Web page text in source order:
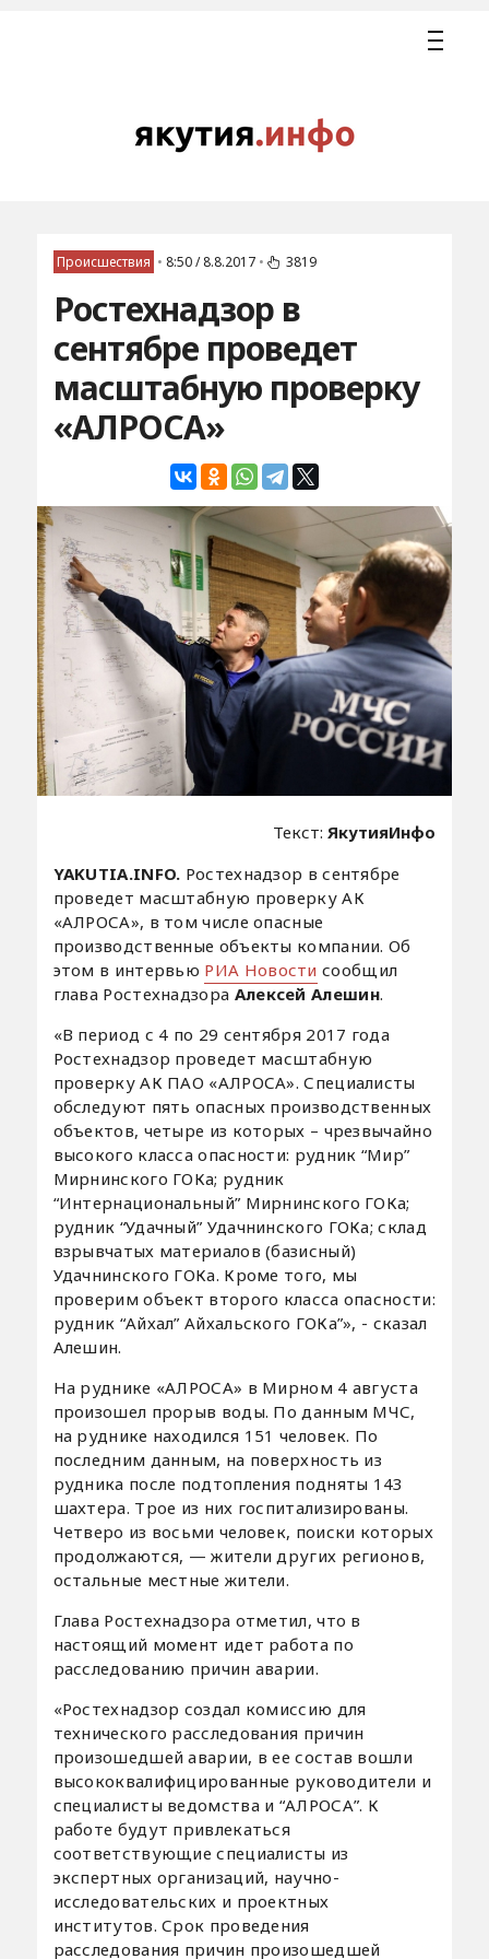
Происшествия • 8:50 / 8.8.2017 • 3819
Ростехнадзор в
сентябре проведет
масштабную проверку
«АЛРОСА»
Текст: ЯкутияИнфо
YAKUTIA.INFO. Ростехнадзор в сентябре
проведет масштабную проверку АК
«АЛРОСА», в том числе опасные
производственные объекты компании. Об
этом в интервью РИА Новости сообщил
глава Ростехнадзора Алексей Алешин.
«В период с 4 по 29 сентября 2017 года
Ростехнадзор проведет масштабную
проверку АК ПАО «АЛРОСА». Специалисты
обследуют пять опасных производственных
объектов, четыре из которых – чрезвычайно
высокого класса опасности: рудник “Мир”
Мирнинского ГОКа; рудник
“Интернациональный” Мирнинского ГОКа;
рудник “Удачный” Удачнинского ГОКа; склад
взрывчатых материалов (базисный)
Удачнинского ГОКа. Кроме того, мы
проверим объект второго класса опасности:
рудник “Айхал” Айхальского ГОКа”», - сказал
Алешин.
На руднике «АЛРОСА» в Мирном 4 августа
произошел прорыв воды. По данным МЧС,
на руднике находился 151 человек. По
последним данным, на поверхность из
рудника после подтопления подняты 143
шахтера. Трое из них госпитализированы.
Четверо из восьми человек, поиски которых
продолжаются, — жители других регионов,
остальные местные жители.
Глава Ростехнадзора отметил, что в
настоящий момент идет работа по
расследованию причин аварии.
«Ростехнадзор создал комиссию для
технического расследования причин
произошедшей аварии, в ее состав вошли
высококвалифицированные руководители и
специалисты ведомства и “АЛРОСА”. К
работе будут привлекаться
соответствующие специалисты из
экспертных организаций, научно-
исследовательских и проектных
институтов. Срок проведения
расследования причин произошедшей